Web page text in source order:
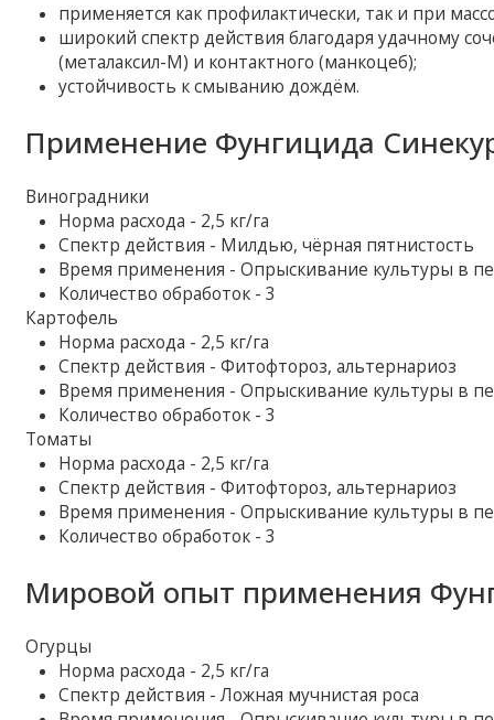
применяется как профилактически, так и при
широкий спектр действия благодаря удачному
(металаксил-М) и контактного (манкоцеб);
устойчивость к смыванию дождём.
Применение Фунгицида
Виноградники
Норма расхода - 2,5 кг/га
Спектр действия - Милдью, чёрная пятнистость
Время применения - Опрыскивание культуры в
Количество обработок - 3
Картофель
Норма расхода - 2,5 кг/га
Спектр действия - Фитофтороз, альтернариоз
Время применения - Опрыскивание культуры в
Количество обработок - 3
Томаты
Норма расхода - 2,5 кг/га
Спектр действия - Фитофтороз, альтернариоз
Время применения - Опрыскивание культуры в
Количество обработок - 3
Мировой опыт применения
Огурцы
Норма расхода - 2,5 кг/га
Спектр действия - Ложная мучнистая роса